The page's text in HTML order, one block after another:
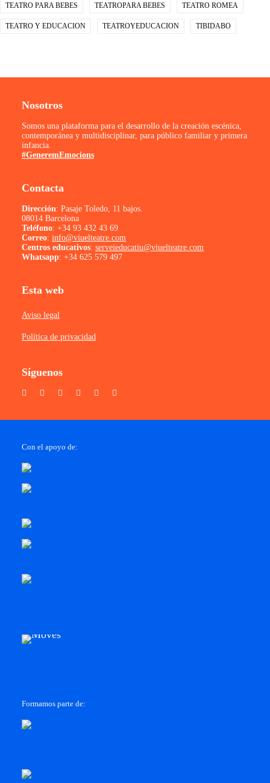
TEATRO PARA BEBES TEATROPARA BEBES TEATRO ROMEA
TEATRO Y EDUCACION TEATROYEDUCACION TIBIDABO
Nosotros
Somos una plataforma para el desarrollo de la creación escénica,
contemporánea y multidisciplinar, para público familiar y primera
infancia.
#GeneremEmocions
Contacta
Dirección: Pasaje Toledo, 11 bajos.
08014 Barcelona
Teléfono: +34 93 432 43 69
Correo: info@viuelteatre.com
Centros educativos: serveieducatiu@viuelteatre.com
Whatsapp: +34 625 579 497
Esta web
Aviso legal
Política de privacidad
Síguenos
Con el apoyo de:
Formamos parte de: